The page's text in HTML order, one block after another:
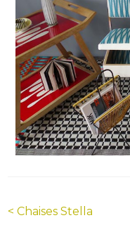
Navigation
de
<Chaises Stella